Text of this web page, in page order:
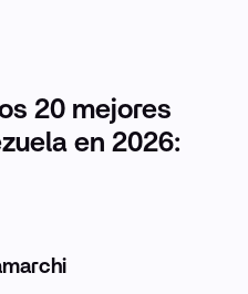
20 mejores
en 2026: